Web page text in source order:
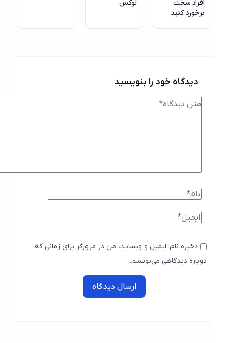
افراد سخت
برخورد کنید
لوکس
دیدگاه خود را بنویسید
ذخیره نام، ایمیل و وبسایت من در مرورگر برای زمانی که
دوباره دیدگاهی می‌نویسم.
ارسال دیدگاه